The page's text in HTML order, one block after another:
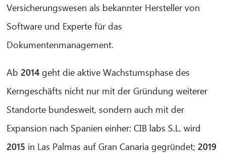
Versicherungswesen als bekannter Hersteller von
Software und Experte für das
Dokumentenmanagement.
Ab 2014geht die aktive Wachstumsphase des
Kerngeschäfts nicht nur mit der Gründung weiterer
Standorte bundesweit, sondern auch mit der
Expansion nach Spanien einher:CIB labs S.L. wird
2015 in Las Palmas auf Gran Canaria gegründet; 2019